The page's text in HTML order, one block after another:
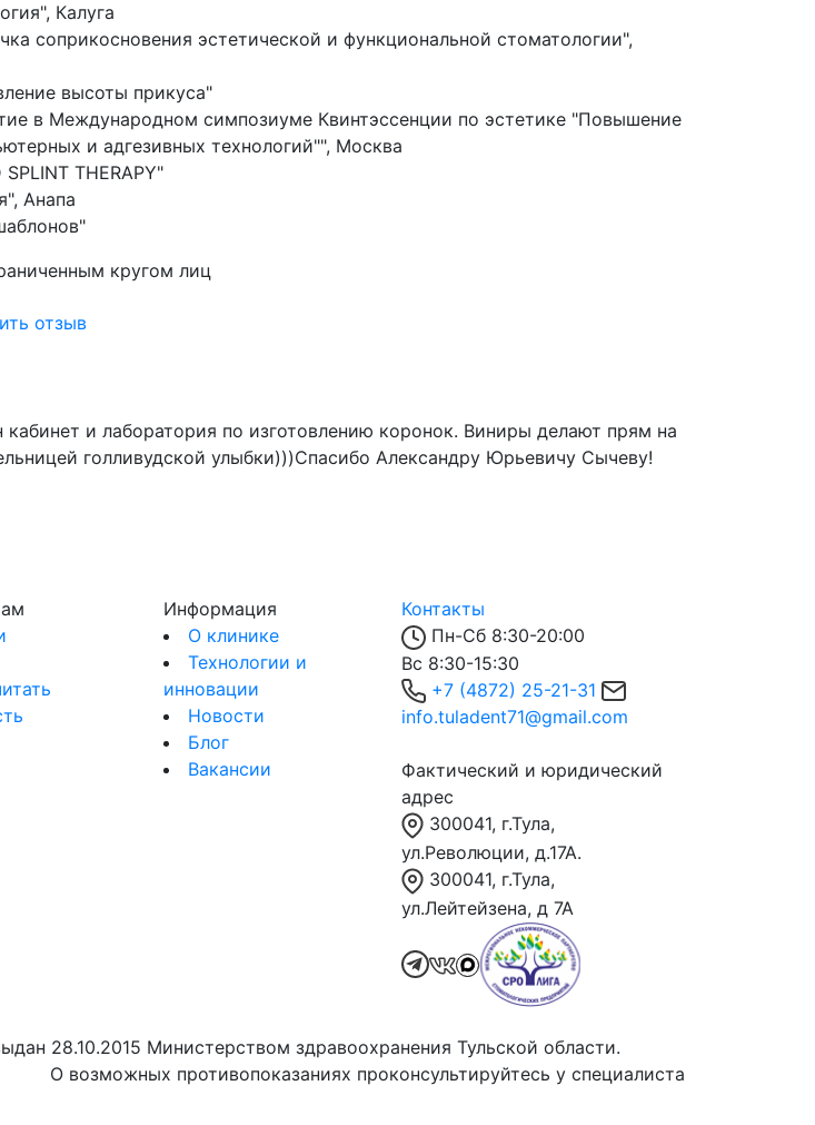
Калуга
соприкосновения эстетической и функциональной стоматологии",
высоты прикуса"
в Международном симпозиуме Квинтэссенции по эстетике "Повышение
и адгезивных технологий"", Москва
THERAPY"
Анапа
кругом лиц
отзыв
и лаборатория по изготовлению коронок. Виниры делают прям на
голливудской улыбки)))Спасибо Александру Юрьевичу Сычеву!
Информация
О клинике
Технологии и
инновации
Новости
Блог
Вакансии
Контакты
Пн-Сб 8:30-20:00
Вс 8:30-15:30
+7 (4872) 25-21-31
info.tuladent71@gmail.com
Фактический и юридический
адрес
300041, г.Тула,
ул.Революции, д.17А.
300041, г.Тула,
ул.Лейтейзена, д 7А
28.10.2015 Министерством здравоохранения Тульской области.
О возможных противопоказаниях проконсультируйтесь у специалиста